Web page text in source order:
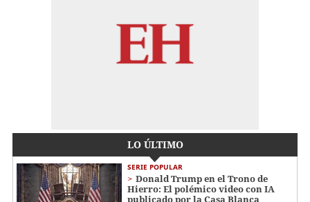
LO ÚLTIMO
SERIE POPULAR
Donald Trump en el Trono de
Hierro: El polémico video con IA
publicado por la Casa Blanca